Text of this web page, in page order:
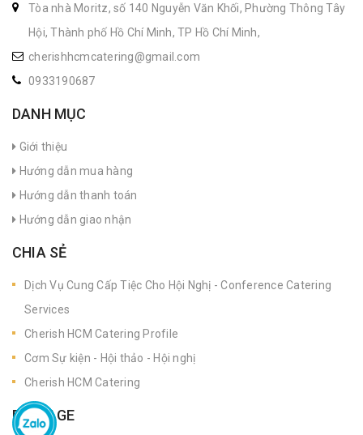
Tòa nhà Moritz, số 140 Nguyễn Văn Khối, Phường Thông Tây
Hội, Thành phố Hồ Chí Minh, TP Hồ Chí Minh,
cherishhcmcatering@gmail.com
0933190687
DANH MỤC
Giới thiệu
Hướng dẫn mua hàng
Hướng dẫn thanh toán
Hướng dẫn giao nhận
CHIA SẺ
Dịch Vụ Cung Cấp Tiệc Cho Hội Nghị - Conference Catering
Services
Cherish HCM Catering Profile
Cơm Sự kiện - Hội thảo - Hội nghị
Cherish HCM Catering
FANPAGE